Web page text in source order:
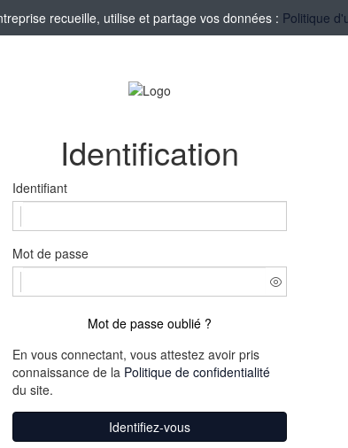
recueille, utilise et partage vos données : Politique
Identification
Identifiant
Mot de passe
Mot de passe oublié ?
En vous connectant, vous attestez avoir pris
connaissance de la Politique de confidentialité
du site.
Identifiez-vous